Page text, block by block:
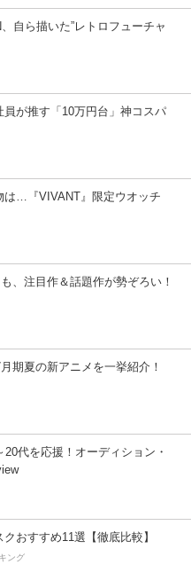
自ら描いた”レトロフューチャ
員が推す「10万円台」神コスパ
は…『VIVANT』限定ウオッチ
、注目作＆話題作が勢ぞろい！
期夏の新アニメを一挙紹介！
代を応援！オーディション・
おすすめ11選【徹底比較】
ング